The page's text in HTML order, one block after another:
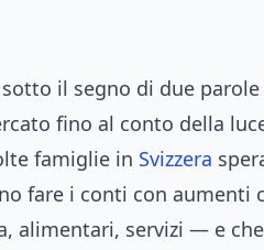
il segno di due
fino al conto della
famiglie in Svizzera
fare i conti con aumenti
alimentari, servizi — e